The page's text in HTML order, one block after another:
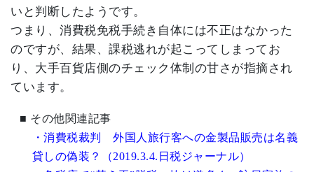
いと判断したようです。
つまり、消費税免税手続き自体には不正はなかった
のですが、結果、課税逃れが起こってしまってお
り、大手百貨店側のチェック体制の甘さが指摘され
ています。
■ その他関連記事
・消費税裁判 外国人旅行客への金製品販売は名義
貸しの偽装？（2019.3.4.日税ジャーナル）